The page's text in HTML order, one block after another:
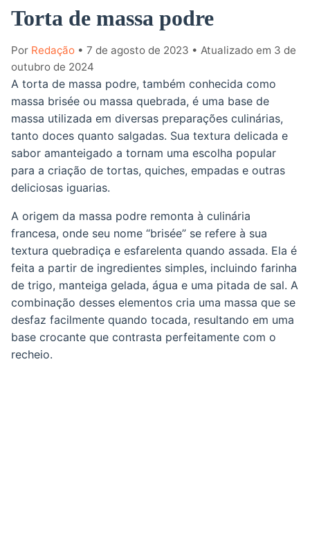
Torta de massa podre
Por Redação • 7 de agosto de 2023 • Atualizado em 3 de
outubro de 2024
A torta de massa podre, também conhecida como
massa brisée ou massa quebrada, é uma base de
massa utilizada em diversas preparações culinárias,
tanto doces quanto salgadas. Sua textura delicada e
sabor amanteigado a tornam uma escolha popular
para a criação de tortas, quiches, empadas e outras
deliciosas iguarias.
A origem da massa podre remonta à culinária
francesa, onde seu nome “brisée” se refere à sua
textura quebradiça e esfarelenta quando assada. Ela é
feita a partir de ingredientes simples, incluindo farinha
de trigo, manteiga gelada, água e uma pitada de sal. A
combinação desses elementos cria uma massa que se
desfaz facilmente quando tocada, resultando em uma
base crocante que contrasta perfeitamente com o
recheio.